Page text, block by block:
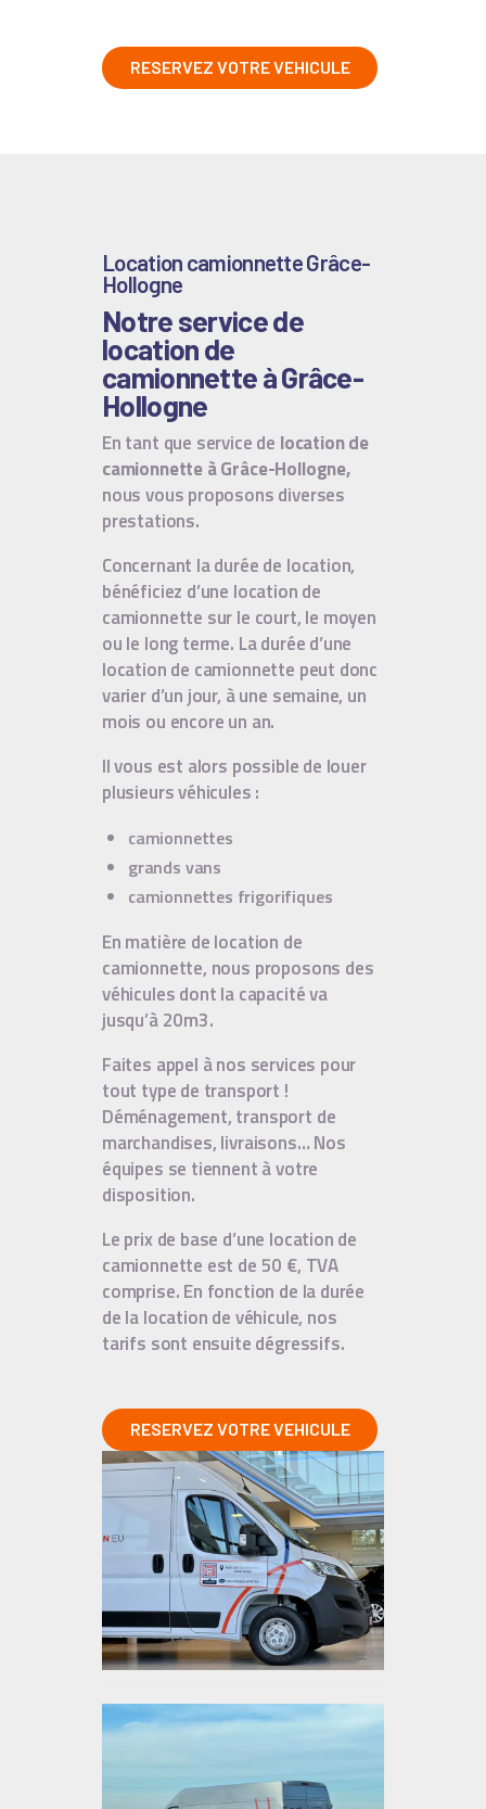
RESERVEZ VOTRE VEHICULE
Location camionnette Grâce-
Hollogne
Notre service de
location de
camionnette à Grâce-
Hollogne
En tant que service de location de
camionnette à Grâce-Hollogne,
nous vous proposons diverses
prestations.
Concernant la durée de location,
bénéficiez d’une location de
camionnette sur le court, le moyen
ou le long terme. La durée d’une
location de camionnette peut donc
varier d’un jour, à une semaine, un
mois ou encore un an.
Il vous est alors possible de louer
plusieurs véhicules :
camionnettes
grands vans
camionnettes frigorifiques
En matière de location de
camionnette, nous proposons des
véhicules dont la capacité va
jusqu’à 20m3.
Faites appel à nos services pour
tout type de transport !
Déménagement, transport de
marchandises, livraisons… Nos
équipes se tiennent à votre
disposition.
Le prix de base d’une location de
camionnette est de 50 €, TVA
comprise. En fonction de la durée
de la location de véhicule, nos
tarifs sont ensuite dégressifs.
RESERVEZ VOTRE VEHICULE